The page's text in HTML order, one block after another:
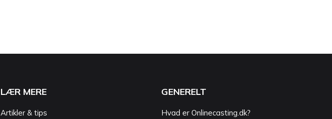
LÆR MERE
Artikler & tips
GENERELT
Hvad er Onlinecasting.dk?